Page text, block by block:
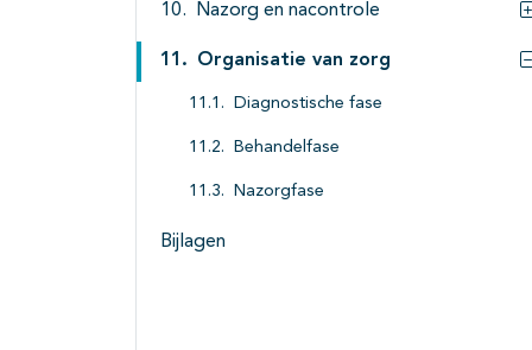
Nazorg en nacontrole
Organisatie van zorg
Diagnostische fase
Behandelfase
Nazorgfase
Bijlagen